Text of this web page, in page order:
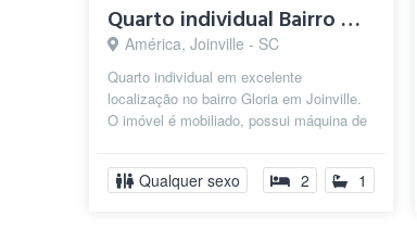
Quarto individual Bairro Gloria
América, Joinville - SC
Quarto individual em excelente
localização no bairro Gloria em Joinville.
O imóvel é mobiliado, possui máquina de
Qualquer sexo 2 1